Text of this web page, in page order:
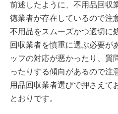
前述したように、不用品回収
徳業者が存在しているので注
不用品をスムーズかつ適切に
回収業者を慎重に選ぶ必要が
ッフの対応が悪かったり、質
ったりする傾向があるので注
用品回収業者選びで押さえて
とおりです。